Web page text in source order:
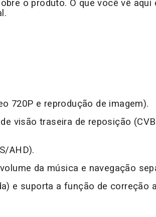
o produto. O que você vê aqui
720P e reprodução de imagem).
visão traseira de reposição
AHD).
da música e navegação
e suporta a função de correção